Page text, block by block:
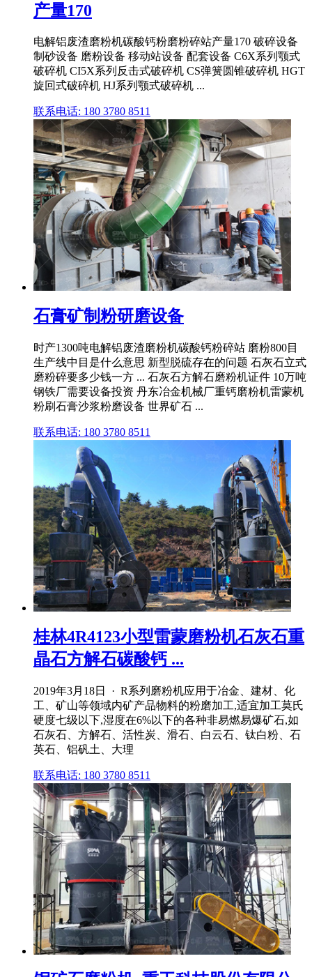
产量170
电解铝废渣磨粉机碳酸钙粉磨粉碎站产量170 破碎设备
制砂设备 磨粉设备 移动站设备 配套设备 C6X系列颚式
破碎机 CI5X系列反击式破碎机 CS弹簧圆锥破碎机 HGT
旋回式破碎机 HJ系列颚式破碎机 ...
联系电话: 180 3780 8511
石膏矿制粉研磨设备
时产1300吨电解铝废渣磨粉机碳酸钙粉碎站 磨粉800目
生产线中目是什么意思 新型脱硫存在的问题 石灰石立式
磨粉碎要多少钱一方 ... 石灰石方解石磨粉机证件 10万吨
钢铁厂需要设备投资 丹东冶金机械厂重钙磨粉机雷蒙机
粉刷石膏沙浆粉磨设备 世界矿石 ...
联系电话: 180 3780 8511
桂林4R4123小型雷蒙磨粉机石灰石重
晶石方解石碳酸钙 ...
2019年3月18日 · R系列磨粉机应用于冶金、建材、化
工、矿山等领域内矿产品物料的粉磨加工,适宜加工莫氏
硬度七级以下,湿度在6%以下的各种非易燃易爆矿石,如
石灰石、方解石、活性炭、滑石、白云石、钛白粉、石
英石、铝矾土、大理
联系电话: 180 3780 8511